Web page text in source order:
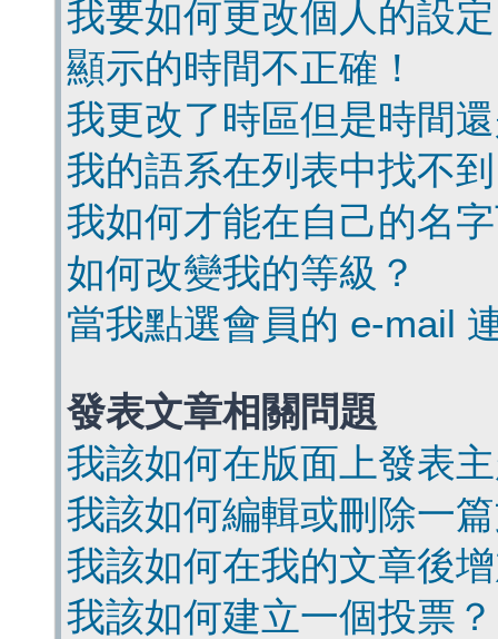
我要如何更改個人的設
顯示的時間不正確！
我更改了時區但是時間
我的語系在列表中找不
我如何才能在自己的名
如何改變我的等級？
當我點選會員的 e-mail
發表文章相關問題
我該如何在版面上發表
我該如何編輯或刪除一
我該如何在我的文章後
我該如何建立一個投票？